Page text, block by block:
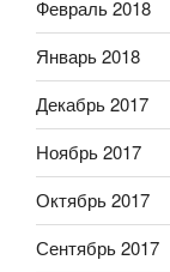
Февраль 2018
Январь 2018
Декабрь 2017
Ноябрь 2017
Октябрь 2017
Сентябрь 2017